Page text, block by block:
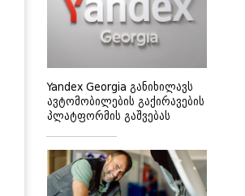
Yandex Georgia განიხილავს
ავტომობილების გაქირავების
პლატფორმის გაშვებას